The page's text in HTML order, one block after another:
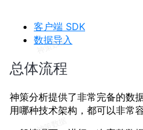
客户端 SDK
数据导入
总体流程
神策分析提供了非常完备的数
用哪种技术架构，都可以非常